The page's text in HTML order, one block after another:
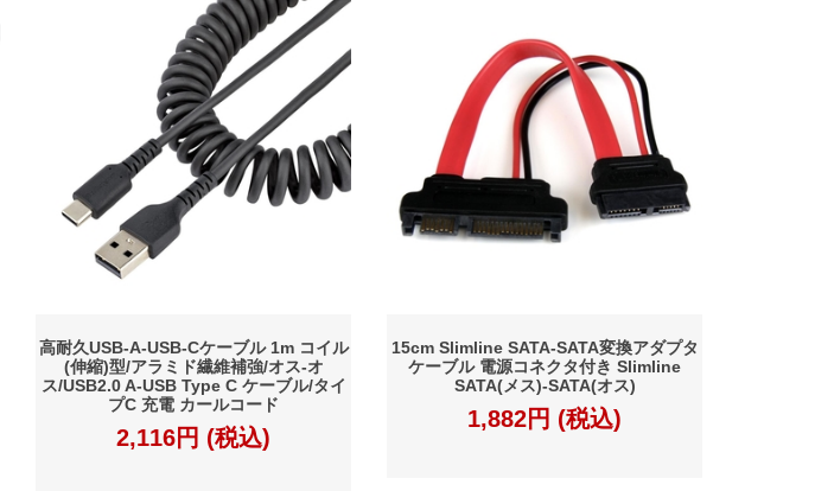
高耐久USB-A-USB-Cケーブル 1m コイル
(伸縮)型/アラミド繊維補強/オス-オ
ス/USB2.0 A-USB Type C ケーブル/タイ
プC 充電 カールコード
2,116円 (税込)
15cm Slimline SATA-SATA変換アダプタ
ケーブル 電源コネクタ付き Slimline
SATA(メス)-SATA(オス)
1,882円 (税込)